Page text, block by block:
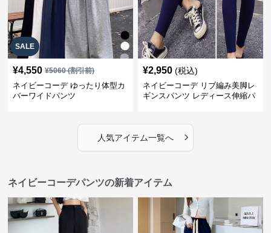
SALE
¥4,550 ¥5060(割引前)
ネイビーコーデ ゆったり体型カ
バーワイドパンツ
¥2,950 (税込)
ネイビーコーデ リブ編み美脚レ
ギンスパンツ レディース伸縮パ
人気アイテム一覧へ ›
ネイビーコーデパンツの新着アイテム